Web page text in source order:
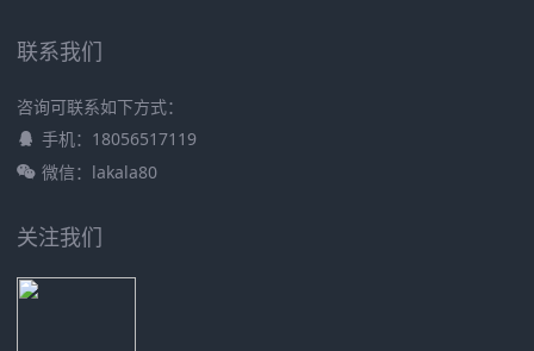
联系我们
咨询可联系如下方式：
手机：18056517119
微信：lakala80
关注我们